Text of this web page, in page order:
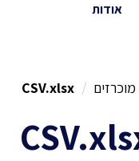
אודות
CSV.xlsx